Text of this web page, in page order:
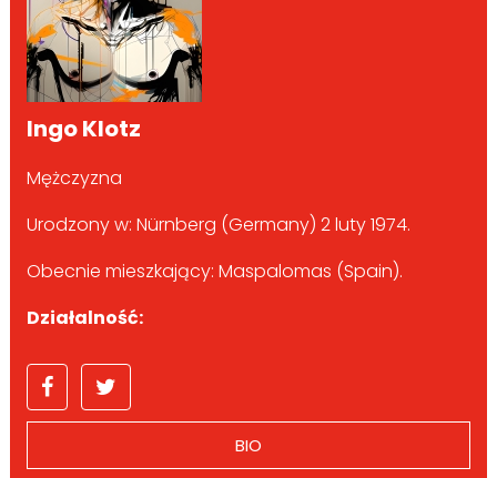
Ingo Klotz
Mężczyzna
Urodzony w: Nürnberg (Germany) 2 luty 1974.
Obecnie mieszkający: Maspalomas (Spain).
Działalność:
BIO